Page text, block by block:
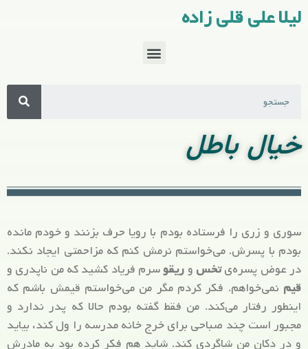
لیلا علی قلی زاده
خیال باطل
سوری و زری را فرستاده بودم با رویا حرف بزنند و خودم مانده
بودم با پسرش. می‌خواستم نرمش کنم که مزاحمتی ایجاد نکند.
در عوض پسره‌یتخس وریقوسرم فریاد کشید که من ناپدری و
قیم نمی‌خواهم. فکر کردم مگر من می‌خواستم قیمش باشم که
اینطور رفتار می‌کند. من فقط گفته بودم حالا که پدر ندارد و
مجبور است چند صباحی برای خرج خانه مدرسه را ول کند، بیاید
و در دکان من شاگردی کند. شاید هم فکر کرده بود به مادرش